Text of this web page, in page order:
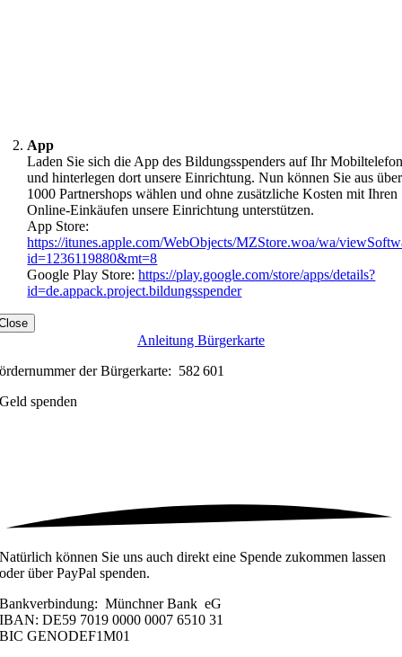
App
Laden Sie sich die App des Bildungsspenders auf Ihr
und hinterlegen dort unsere Einrichtung. Nun können Sie aus über
1000 Partnershops wählen und ohne zusätzliche Kosten mit Ihren
Online-Einkäufen unsere Einrichtung unterstützen.
App Store:
https://itunes.apple.com/WebObjects/MZStore.woa/wa/
id=1236119880&mt=8
Google Play Store:https://play.google.com/store/apps/details?
id=de.appack.project.bildungsspender
Anleitung Bürgerkarte
der Bürgerkarte: 582 601
Geld spenden
Natürlich können Sie uns auch direkt eine Spende zukommen lassen
oder über PayPal spenden.
Bankverbindung: Münchner Bank eG
IBAN: DE59 7019 0000 0007 6510 31
BIC GENODEF1M01